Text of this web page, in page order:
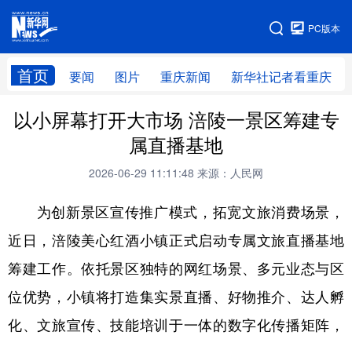
PC版本
首页 要闻 图片 重庆新闻 新华社记者看重庆
网站地图
以小屏幕打开大市场 涪陵一景区筹建专
属直播基地
2026-06-29 11:11:48 来源：人民网
为创新景区宣传推广模式，拓宽文旅消费场景，
近日，涪陵美心红酒小镇正式启动专属文旅直播基地
筹建工作。依托景区独特的网红场景、多元业态与区
位优势，小镇将打造集实景直播、好物推介、达人孵
化、文旅宣传、技能培训于一体的数字化传播矩阵，